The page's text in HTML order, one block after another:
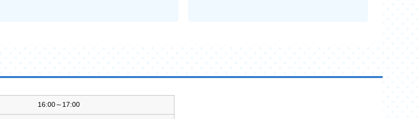
16:00～17:00